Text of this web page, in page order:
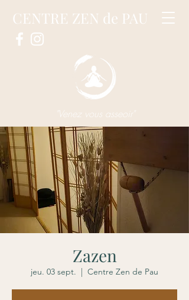
CENTRE ZEN de PAU
"Venez vous asseoir"
Zazen
jeu. 03 sept.
  |
Centre Zen de Pau